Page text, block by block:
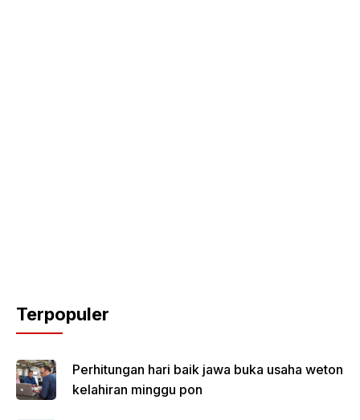
Terpopuler
Perhitungan hari baik jawa buka usaha weton
kelahiran minggu pon